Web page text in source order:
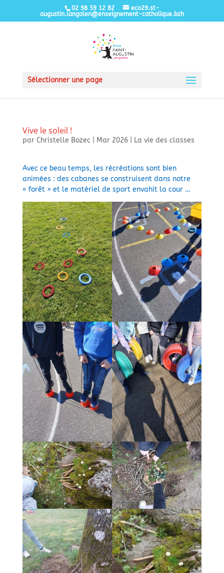
02 98 59 12 82
eco29.st-
augustin.langolen@enseignement-catholique.bzh
Sélectionner une page
Vive le soleil !
par Christelle Bozec Mar 2026| La vie des classes
Avec ce beau temps, les récréations sont bien
animées : des cabanes se construisent dans notre
« forêt » et le matériel de sport envahit la cour …